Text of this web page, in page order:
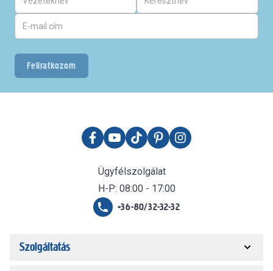
Feliratkozom
Ügyfélszolgálat
H-P: 08:00 - 17:00
+36-80/32-32-32
Szolgáltatás